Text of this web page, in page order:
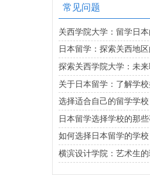
常见问题
关西学院大学：留学日
日本留学：探索关西地
选择适合自己的留学学校
日本留学选择学校的那
如何选择日本留学的学校
横滨设计学院：艺术生